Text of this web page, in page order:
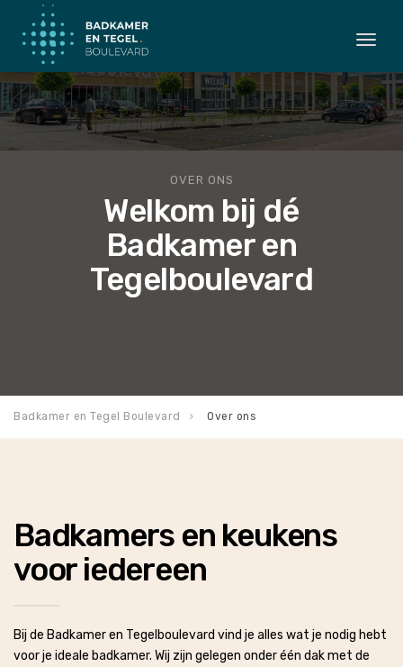
OVER ONS
Welkom bij dé
Badkamer en
Tegelboulevard
Badkamer en Tegel Boulevard Over ons
Badkamers en keukens
voor iedereen
Bij de Badkamer en Tegelboulevard vind je alles wat je nodig hebt
voor je ideale badkamer. Wij zijn gelegen onder één dak met de